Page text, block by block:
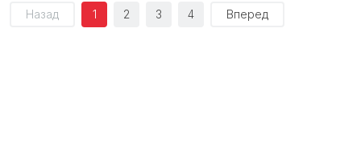
Назад 1 2 3 4 Вперед